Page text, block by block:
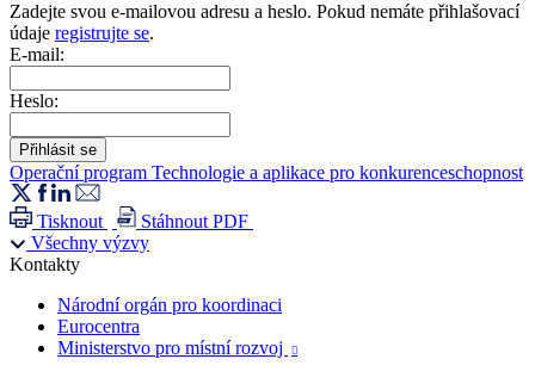
Zadejte svou e-mailovou adresu a heslo. Pokud nemáte přihlašovací
údaje registrujte se.
E-mail:
Heslo:
Operační program Technologie a aplikace pro konkurenceschopnost
Tisknout
Stáhnout PDF
Všechny výzvy
Kontakty
Národní orgán pro koordinaci
Eurocentra
Ministerstvo pro místní rozvoj
